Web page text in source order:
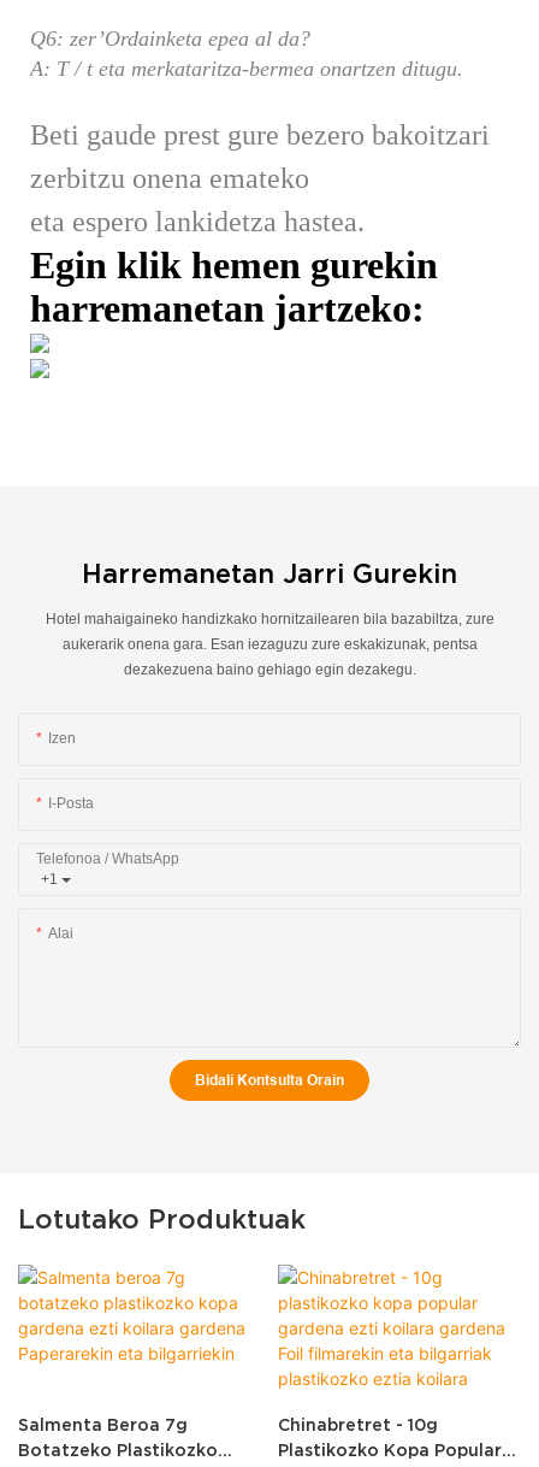
Q6: zer’Ordainketa epea al da?
A: T / t eta merkataritza-bermea onartzen ditugu.
Beti gaude prest gure bezero bakoitzari
zerbitzu onena emateko
eta espero lankidetza hastea.
Egin klik hemen gurekin
harremanetan jartzeko:
Harremanetan Jarri Gurekin
Hotel mahaigaineko handizkako hornitzailearen bila bazabiltza, zure
aukerarik onena gara. Esan iezaguzu zure eskakizunak, pentsa
dezakezuena baino gehiago egin dezakegu.
Izen
I-Posta
+1
Telefonoa / WhatsApp
Alai
Bidali Kontsulta Orain
Lotutako Produktuak
Salmenta Beroa 7g
Botatzeko Plastikozko
Chinabretret - 10g
Plastikozko Kopa Popular